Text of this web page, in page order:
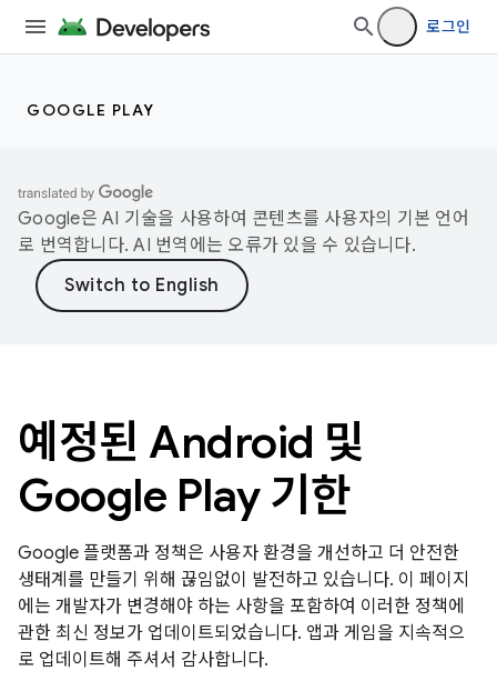
로그인
GOOGLE PLAY
Google은 AI 기술을 사용하여 콘텐츠를 사용자의 기본 언어
로 번역합니다. AI 번역에는 오류가 있을 수 있습니다.
예정된 Android 및
Google Play 기한
Google 플랫폼과 정책은 사용자 환경을 개선하고 더 안전한
생태계를 만들기 위해 끊임없이 발전하고 있습니다. 이 페이지
에는 개발자가 변경해야 하는 사항을 포함하여 이러한 정책에
관한 최신 정보가 업데이트되었습니다. 앱과 게임을 지속적으
로 업데이트해 주셔서 감사합니다.